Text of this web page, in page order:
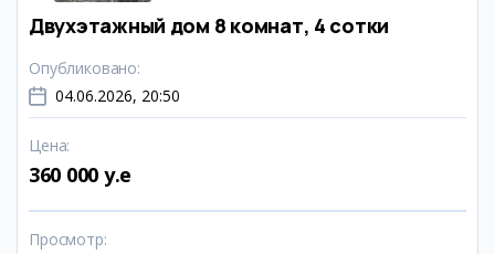
Двухэтажный дом 8 комнат, 4 сотки
Опубликовано:
04.06.2026, 20:50
Цена:
360 000 y.e
Просмотр: